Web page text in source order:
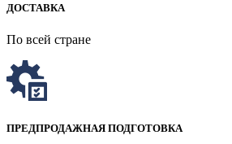
ДОСТАВКА
По всей стране
ПРЕДПРОДАЖНАЯ ПОДГОТОВКА